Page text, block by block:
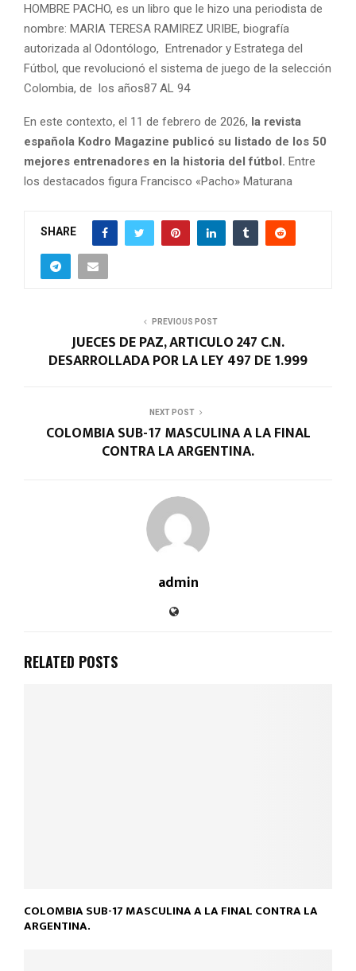
HOMBRE PACHO, es un libro que le hizo una periodista de
nombre: MARIA TERESA RAMIREZ URIBE, biografía
autorizada al Odontólogo, Entrenador y Estratega del
Fútbol, que revolucionó el sistema de juego de la selección
Colombia, de los años87 AL 94
En este contexto, el 11 de febrero de 2026, la revista
española Kodro Magazine publicó su listado de los 50
mejores entrenadores en la historia del fútbol. Entre
los destacados figura Francisco «Pacho» Maturana
SHARE
PREVIOUS POST
JUECES DE PAZ, ARTICULO 247 C.N.
DESARROLLADA POR LA LEY 497 DE 1.999
NEXT POST
COLOMBIA SUB-17 MASCULINA A LA FINAL
CONTRA LA ARGENTINA.
admin
RELATED POSTS
COLOMBIA SUB-17 MASCULINA A LA FINAL CONTRA LA
ARGENTINA.